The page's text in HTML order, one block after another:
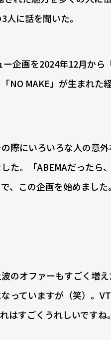
に話を聞いた。
企画を2024年12月から
NO MAKE」が生まれた
際にいろいろな人の意
た。「ABEMAだったら
、この企画を始めました。
のオファーもすごく増
っていますが（笑）。
はすごくうれしいですね。